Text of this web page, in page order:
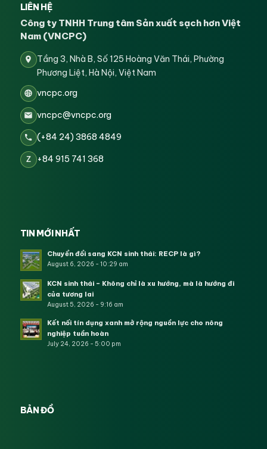
LIÊN HỆ
Công ty TNHH Trung tâm Sản xuất sạch hơn Việt
Nam (VNCPC)
Tầng 3, Nhà B, Số 125 Hoàng Văn Thái, Phường
Phương Liệt, Hà Nội, Việt Nam
vncpc.org
vncpc@vncpc.org
(+84 24) 3868 4849
Z +84 915 741 368
TIN MỚI NHẤT
Chuyển đổi sang KCN sinh thái: RECP là gì?
August 6, 2026 - 10:29 am
KCN sinh thái – Không chỉ là xu hướng, mà là hướng đi
của tương lai
August 5, 2026 - 9:16 am
Kết nối tín dụng xanh mở rộng nguồn lực cho nông
nghiệp tuần hoàn
July 24, 2026 - 5:00 pm
BẢN ĐỒ